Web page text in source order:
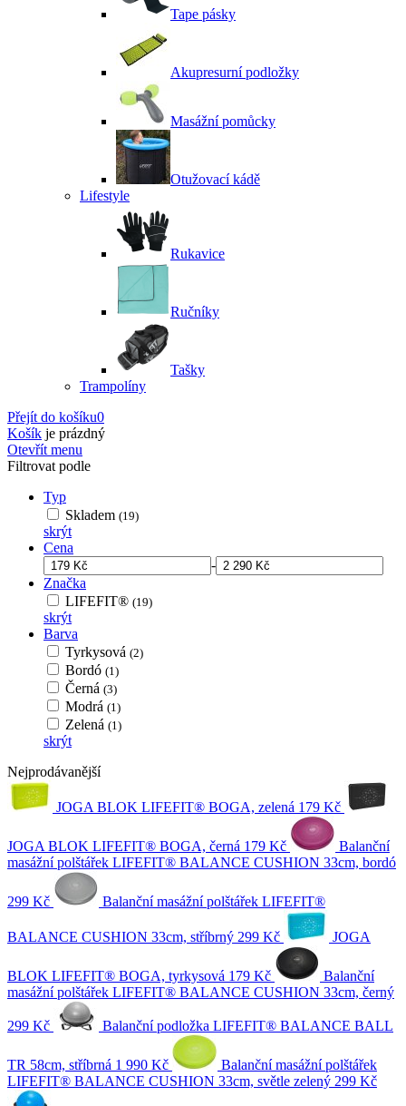
Tape pásky
Akupresurní podložky
Masážní pomůcky
Otužovací kádě
Lifestyle
Rukavice
Ručníky
Tašky
Trampolíny
Přejít do košíku0
Košík je prázdný
Otevřít menu
Filtrovat podle
Typ
Skladem (19)
skrýt
Cena
-
Značka
LIFEFIT® (19)
skrýt
Barva
Tyrkysová (2)
Bordó (1)
Černá (3)
Modrá (1)
Zelená (1)
skrýt
Nejprodávanější
JOGA BLOK LIFEFIT® BOGA, zelená 179 Kč
JOGA BLOK LIFEFIT® BOGA, černá 179 Kč
Balanční
masážní polštářek LIFEFIT® BALANCE CUSHION 33cm, bordó
299 Kč Balanční masážní polštářek LIFEFIT®
BALANCE CUSHION 33cm, stříbrný 299 Kč JOGA
BLOK LIFEFIT® BOGA, tyrkysová 179 Kč
Balanční
masážní polštářek LIFEFIT® BALANCE CUSHION 33cm, černý
299 Kč Balanční podložka LIFEFIT® BALANCE BALL
TR 58cm, stříbrná 1 990 Kč
Balanční masážní polštářek
LIFEFIT® BALANCE CUSHION 33cm, světle zelený 299 Kč